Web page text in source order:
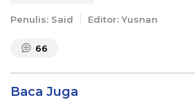
Penulis: Said Editor: Yusnan
66
Baca Juga